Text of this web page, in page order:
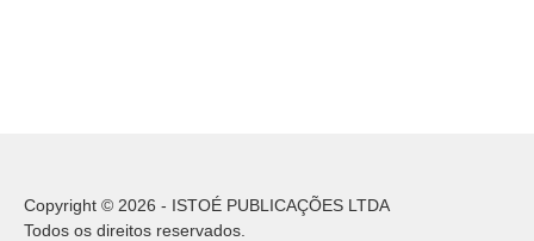
Copyright © 2026 - ISTOÉ PUBLICAÇÕES LTDA
Todos os direitos reservados.